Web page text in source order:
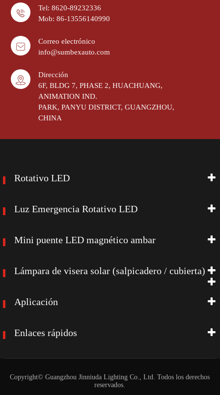
Tel: 8620-89232336
Mob: 86-13556140990
Correo electrónico
info@sumbexauto.com
Dirección
6F, BLDG 7, PHASE 2, HUACHUANG,
ANIMATION IND.
PARK, PANYU DISTRICT, GUANGZHOU,
CHINA
Rotativo LED
Luz Emergencia Rotativo LED
Mini puente LED magnético ambar
Lámpara de visera solar (salpicadero / cubierta)
Aplicación
Enlaces rápidos
Copyright©Guangzhou Jinniuda Lighting Co., Ltd.
Todos los derechos
reservados.